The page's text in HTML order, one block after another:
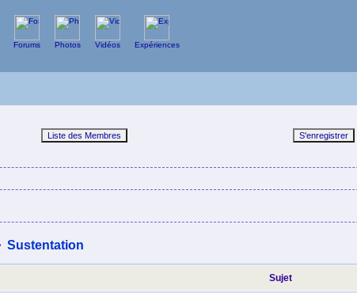
Forums Photos Vidéos Expériences
Sustentation
Sujet